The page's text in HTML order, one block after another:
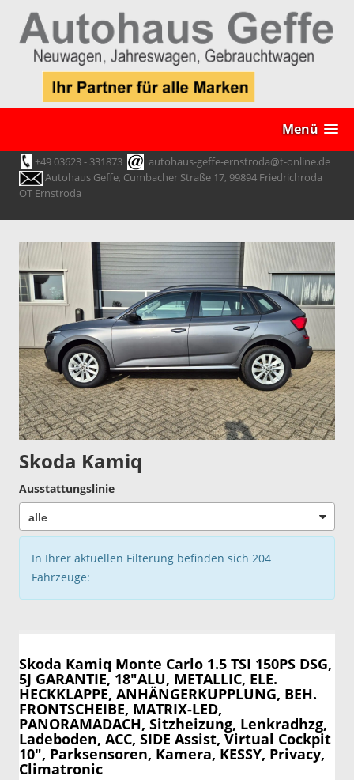
Menü
+49 03623 - 331873
autohaus-geffe-ernstroda@t-online.de
Autohaus Geffe, Cumbacher Straße 17, 99894 Friedrichroda
OT Ernstroda
Skoda Kamiq
Ausstattungslinie
In Ihrer aktuellen Filterung befinden sich 204
Fahrzeuge:
Skoda Kamiq Monte Carlo 1.5 TSI 150PS DSG,
5J GARANTIE, 18"ALU, METALLIC, ELE.
HECKKLAPPE, ANHÄNGERKUPPLUNG, BEH.
FRONTSCHEIBE, MATRIX-LED,
PANORAMADACH, Sitzheizung, Lenkradhzg,
Ladeboden, ACC, SIDE Assist, Virtual Cockpit
10", Parksensoren, Kamera, KESSY, Privacy,
Climatronic